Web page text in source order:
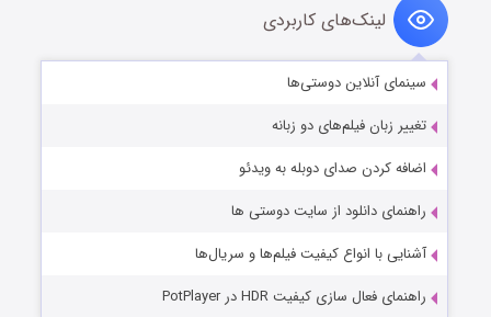
لینک‌های کاربردی
سینمای آنلاین دوستی‌ها
تغییر زبان فیلم‌های دو زبانه
اضافه کردن صدای دوبله به ویدئو
راهنمای دانلود از سایت دوستی ها
آشنایی با انواع کیفیت فیلم‌ها و سریال‌ها
راهنمای فعال سازی کیفیت HDR در PotPlayer